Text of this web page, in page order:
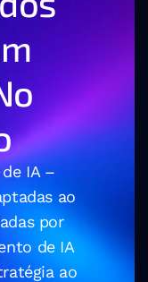
IA –
ao
por
de IA
ao